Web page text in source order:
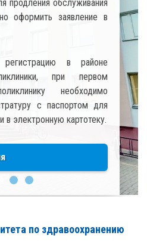
поликлиники с 08:30 до
Ваше внимание, что для
карты необходимо при себе
можно использовать 16-значный
формата 9112420000… для
при заказе талонов и вызове
через онлайн сервисы.